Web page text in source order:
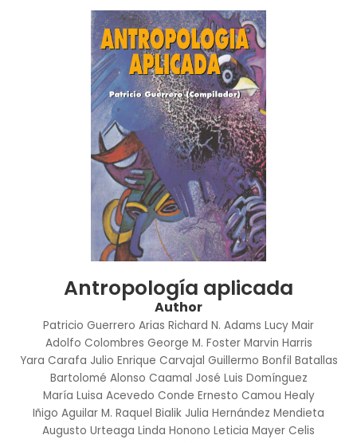
Antropología aplicada
Author
Patricio Guerrero Arias Richard N. Adams Lucy Mair
Adolfo Colombres George M. Foster Marvin Harris
Yara Carafa Julio Enrique Carvajal Guillermo Bonfil Batallas
Bartolomé Alonso Caamal José Luis Domínguez
María Luisa Acevedo Conde Ernesto Camou Healy
Iñigo Aguilar M. Raquel Bialik Julia Hernández Mendieta
Augusto Urteaga Linda Honono Leticia Mayer Celis